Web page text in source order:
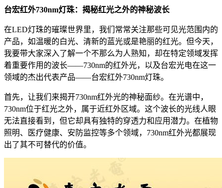
台宏红外730nm灯珠：揭秘红光之外的神秘波长
在LED灯珠的璀璨世界里，我们常常关注那些可见光范围内的
产品，如温暖的白光、清新的蓝光或是艳丽的红光。但今天，
我要带大家深入了解一个不那么为人熟知，却在特定领域发挥
着重要作用的波长——730nm的红外光，以及台宏光电在这一
领域的杰出代表产品——台宏红外730nm灯珠。
首先，让我们来揭开730nm红外光的神秘面纱。在光谱中，
730nm位于红光之外，属于近红外区域。这个波长的光线人眼
无法直接看到，但它却具有独特的穿透力和应用潜力。在植物
照明、医疗健康、安防监控等多个领域，730nm红外光都展现
出了其不可替代的价值。